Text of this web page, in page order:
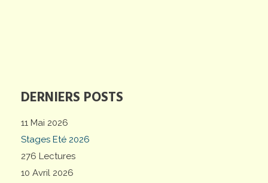
DERNIERS POSTS
11 Mai 2026
Stages Eté 2026
276 Lectures
10 Avril 2026